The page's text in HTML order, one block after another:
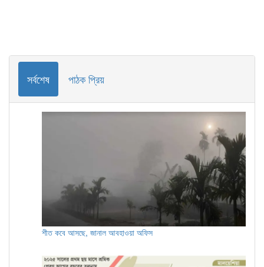
সর্বশেষ পাঠক প্রিয়
শীত কবে আসছে, জানাল আবহাওয়া অফিস